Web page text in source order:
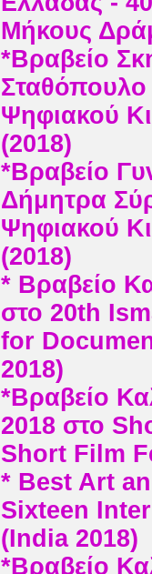
Μήκους
*Βραβείο
Σταθόπουλο
Ψηφιακού
(2018)
*Βραβείο
Δήμητρα
Ψηφιακού
(2018)
* Βραβείο
στο 20th
for
2018)
*Βραβείο
2018 στο
Short Film
* Best Art
Sixteen
(India 2018)
*Βραβείο